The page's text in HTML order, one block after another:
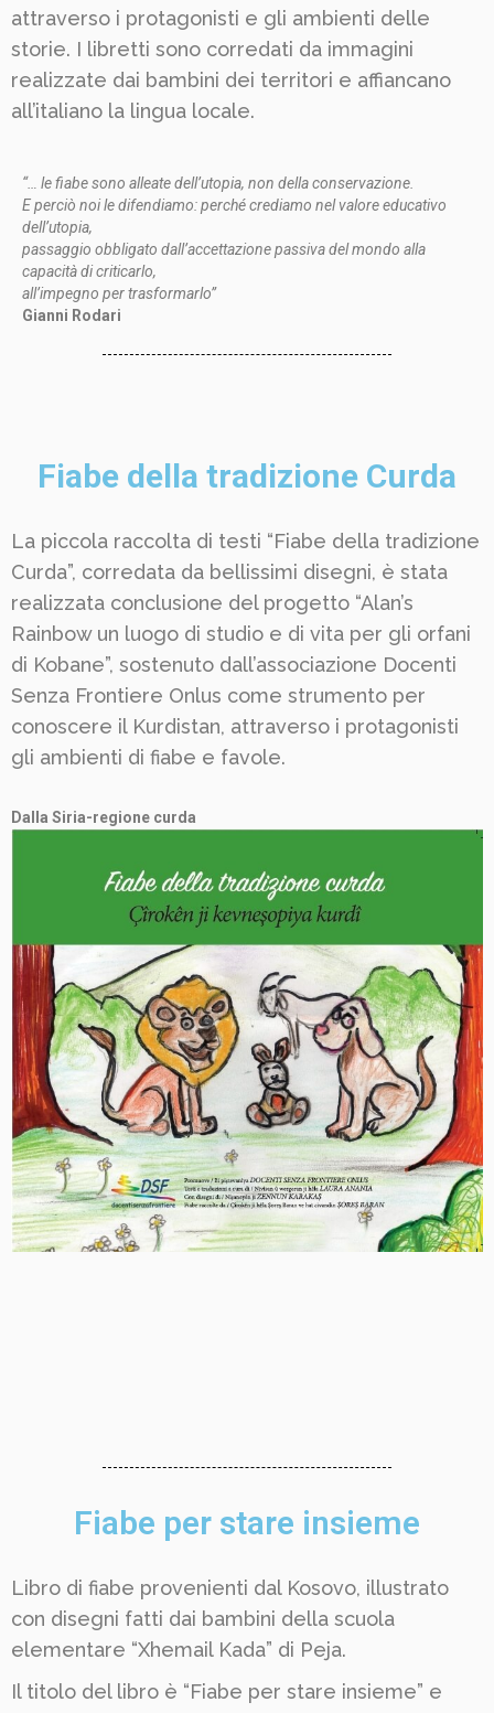
attraverso i protagonisti e gli ambienti delle
storie. I libretti sono corredati da immagini
realizzate dai bambini dei territori e affiancano
all’italiano la lingua locale.
“… le fiabe sono alleate dell’utopia, non della conservazione.
E perciò noi le difendiamo: perché crediamo nel valore educativo
dell’utopia,
passaggio obbligato dall’accettazione passiva del mondo alla
capacità di criticarlo,
all’impegno per trasformarlo”
Gianni Rodari
Fiabe della tradizione Curda
La piccola raccolta di testi “Fiabe della tradizione
Curda”, corredata da bellissimi disegni, è stata
realizzata conclusione del progetto “Alan’s
Rainbow un luogo di studio e di vita per gli orfani
di Kobane”, sostenuto dall’associazione Docenti
Senza Frontiere Onlus come strumento per
conoscere il Kurdistan, attraverso i protagonisti
gli ambienti di fiabe e favole.
Dalla Siria-regione curda
Fiabe per stare insieme
Libro di fiabe provenienti dal Kosovo, illustrato
con disegni fatti dai bambini della scuola
elementare “Xhemail Kada” di Peja.
Il titolo del libro è “Fiabe per stare insieme” e